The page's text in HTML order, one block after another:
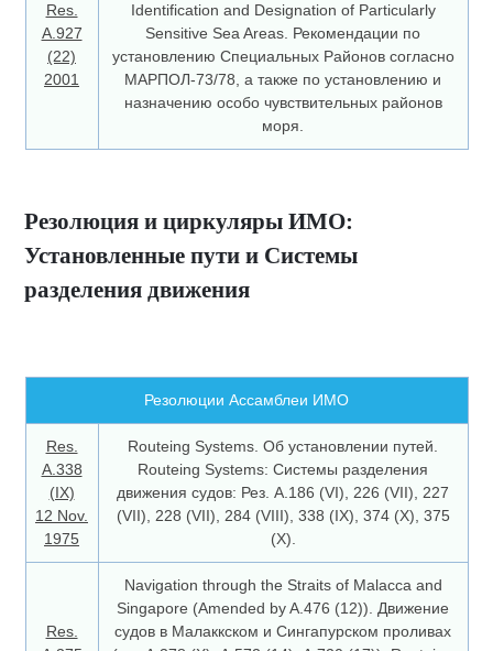
Res.
A.927
(22)
2001
Identification and Designation of Particularly
Sensitive Sea Areas. Рекомендации по
установлению Специальных Районов согласно
МАРПОЛ-73/78, а также по установлению и
назначению особо чувствительных районов
моря.
Резолюция и циркуляры ИМО:
Установленные пути и Системы
разделения движения
Резолюции Ассамблеи ИМО
Res.
A.338
(IX)
12 Nov.
1975
Routeing Systems. Об установлении путей.
Routeing Systems: Системы разделения
движения судов: Рез. A.186 (VI), 226 (VII), 227
(VII), 228 (VII), 284 (VIII), 338 (IX), 374 (X), 375
(X).
Res.
Navigation through the Straits of Malacca and
Singapore (Amended by A.476 (12)). Движение
судов в Малаккском и Сингапурском проливах